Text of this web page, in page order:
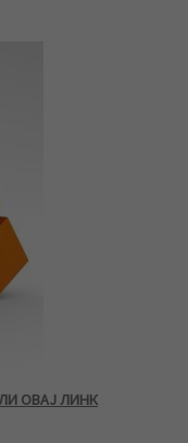
ОВАЈ ЛИНК